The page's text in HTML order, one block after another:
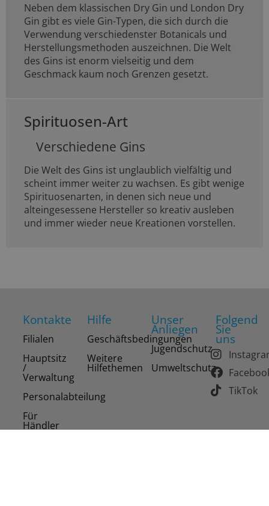
Neben dem klassischen Dry Gin und London Dry
Gin gibt es viele Gin-Typen, die sich durch die
Verwendung verschiedenster Botanicals und
Herstellungsmethoden auszeichnen. Die Welt
des Gins ist enorm vielseitig und dem
Geschmack kaum noch Grenzen gesetzt.
Spirituosen-Art
Verschiedene Gins
Die Welt des Gins ist unglaublich vielfältig und
scheint immer weiter zu wachsen. Es gibt wenige
Spirituosenarten, in denen sich neue und
alteingesessene Hersteller so kreativ ausleben
und immer wieder neue Kreationen vorstellen.
Kontakte
Filialen
Hauptsitz
/
Verwaltung
Personalabteilung
Für
Händler
Hilfe
Geschäftsbedingungen
Weitere
Hilfethemen
Unser
Anliegen
Jugendschutz
Umweltschutz
Folgend
Sie
uns
TikTok